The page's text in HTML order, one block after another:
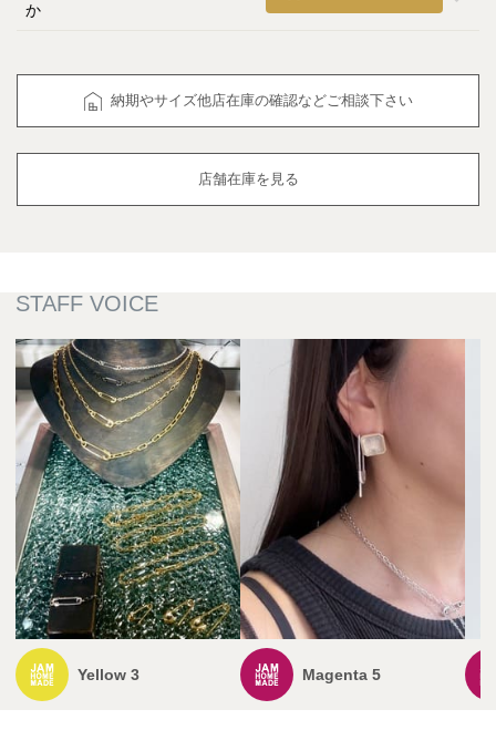
か
納期やサイズ他店在庫の確認などご相談下さい
店舗在庫を見る
Yellow 3 Magenta 5